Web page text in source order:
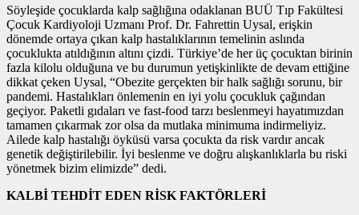
Söyleşide çocuklarda kalp sağlığına odaklanan BUÜ Tıp Fakültesi
Çocuk Kardiyoloji Uzmanı Prof. Dr. Fahrettin Uysal, erişkin
dönemde ortaya çıkan kalp hastalıklarının temelinin aslında
çocuklukta atıldığının altını çizdi. Türkiye’de her üç çocuktan birinin
fazla kilolu olduğuna ve bu durumun yetişkinlikte de devam ettiğine
dikkat çeken Uysal, “Obezite gerçekten bir halk sağlığı sorunu, bir
pandemi. Hastalıkları önlemenin en iyi yolu çocukluk çağından
geçiyor. Paketli gıdaları ve fast-food tarzı beslenmeyi hayatımızdan
tamamen çıkarmak zor olsa da mutlaka minimuma indirmeliyiz.
Ailede kalp hastalığı öyküsü varsa çocukta da risk vardır ancak
genetik değiştirilebilir. İyi beslenme ve doğru alışkanlıklarla bu riski
yönetmek bizim elimizde” dedi.
KALBİ TEHDİT EDEN RİSK FAKTÖRLERİ